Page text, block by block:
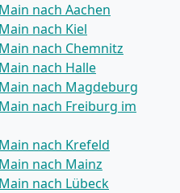
nach Aachen
nach Kiel
nach Chemnitz
nach Halle
nach Magdeburg
nach Freiburg im
nach Krefeld
nach Mainz
nach Lübeck